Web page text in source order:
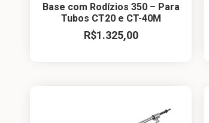
Base com Rodízios 350 – Para
Tubos CT20 e CT-40M
R$1.325,00